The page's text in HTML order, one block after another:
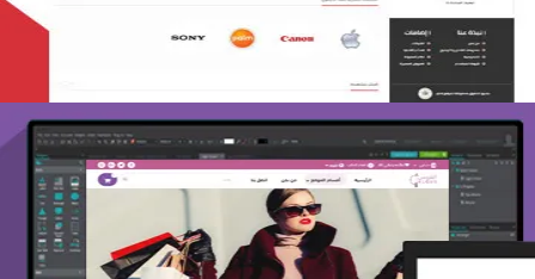
تصميم متجر القوس